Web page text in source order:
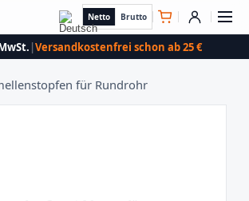
Netto Brutto
|Versandkostenfrei schon ab 25 €
für Rundrohr